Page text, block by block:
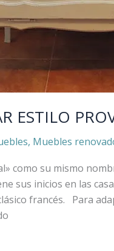
ESTILO
, Muebles
como su mismo
sus inicios en las
francés. Para